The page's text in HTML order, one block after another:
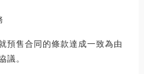
售合同的條款達成一致為由
議。